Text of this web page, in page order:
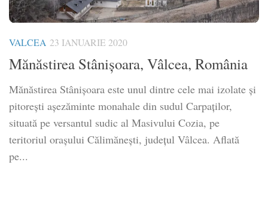
VALCEA 23 IANUARIE 2020
Mănăstirea Stânișoara, Vâlcea, România
Mănăstirea Stânișoara este unul dintre cele mai izolate și
pitorești așezăminte monahale din sudul Carpaților,
situată pe versantul sudic al Masivului Cozia, pe
teritoriul orașului Călimănești, județul Vâlcea. Aflată
pe...